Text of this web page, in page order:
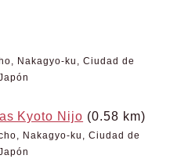
Nakagyo-ku, Ciudad de
Kyoto Nijo (0.58 km)
Nakagyo-ku, Ciudad de